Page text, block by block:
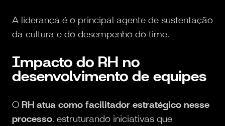
A liderança é o principal agente de sustentação
da cultura e do desempenho do time.
Impacto do RH no
desenvolvimento de equipes
O RH atua como facilitador estratégico nesse
processo, estruturando iniciativas que